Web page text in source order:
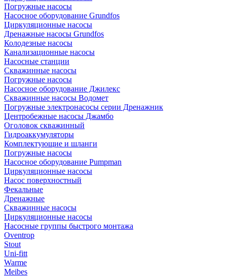
Погружные насосы
Насосное оборудование Grundfos
Циркуляционные насосы
Дренажные насосы Grundfos
Колодезные насосы
Канализационные насосы
Насосные станции
Скважинные насосы
Погружные насосы
Насосное оборудование Джилекс
Скважинные насосы Водомет
Погружные электронасосы серии Дренажник
Центробежные насосы Джамбо
Оголовок скважинный
Гидроаккумуляторы
Комплектующие и шланги
Погружные насосы
Насосное оборудование Pumpman
Циркуляционные насосы
Насос поверхностный
Фекальные
Дренажные
Скважинные насосы
Циркуляционные насосы
Насосные группы быстрого монтажа
Oventrop
Stout
Uni-fitt
Warme
Meibes